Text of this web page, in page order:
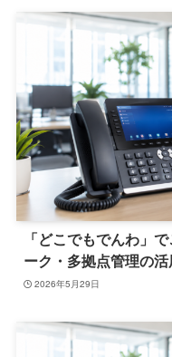
「どこでもでんわ」
ーク・多拠点管理の
2026年5月29日